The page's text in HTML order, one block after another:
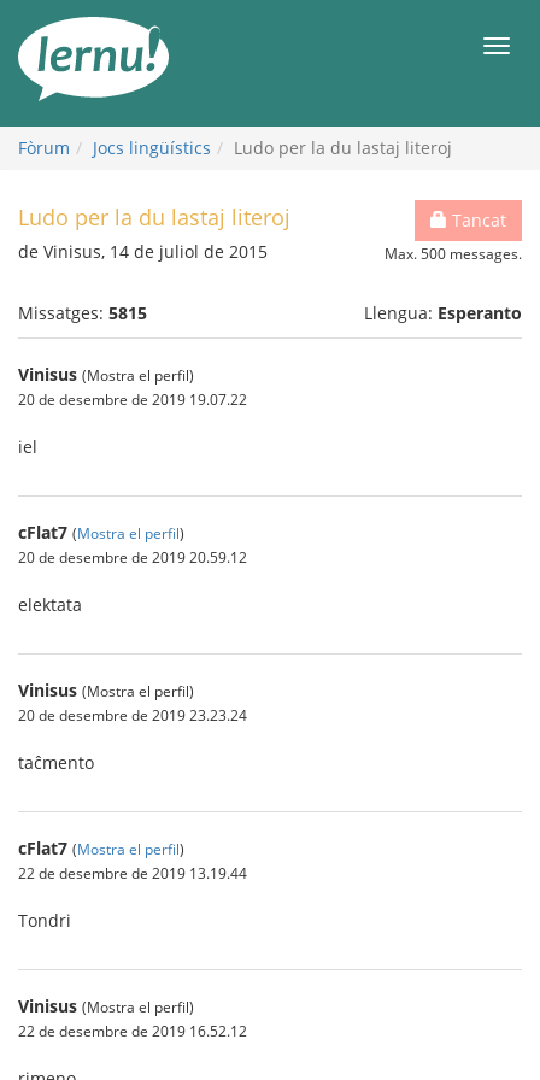
contingut
Fòrum Jocs lingüístics Ludo per la du lastaj literoj
Tancat
Max. 500 messages.
Ludo per la du lastaj literoj
de Vinisus, 14 de juliol de 2015
Missatges: 5815 Llengua: Esperanto
Vinisus (Mostra el perfil)
20 de desembre de 2019 19.07.22
iel
cFlat7 (Mostra el perfil)
20 de desembre de 2019 20.59.12
elektata
Vinisus (Mostra el perfil)
20 de desembre de 2019 23.23.24
taĉmento
cFlat7 (Mostra el perfil)
22 de desembre de 2019 13.19.44
Tondri
Vinisus (Mostra el perfil)
22 de desembre de 2019 16.52.12